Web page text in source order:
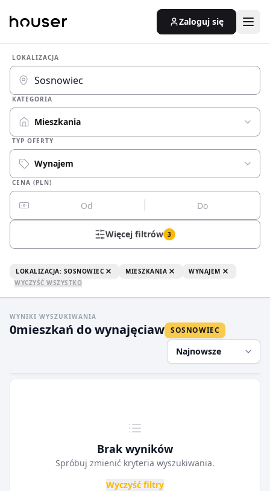
Zaloguj się
LOKALIZACJA
KATEGORIA
Mieszkania
TYP OFERTY
Wynajem
CENA (PLN)
Więcej filtrów 3
LOKALIZACJA: SOSNOWIEC MIESZKANIA
WYNAJEM
WYCZYŚĆ WSZYSTKO
WYNIKI WYSZUKIWANIA
0mieszkań do wynajęciaw SOSNOWIEC
Najnowsze
Brak wyników
Spróbuj zmienić kryteria wyszukiwania.
Wyczyść filtry